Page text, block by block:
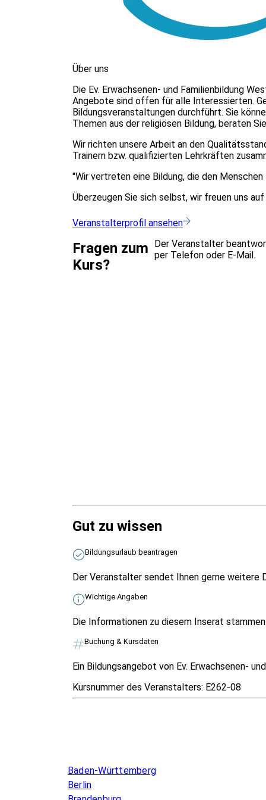
Über uns
Die Ev. Erwachsenen- und Familienbildung
Angebote sind offen für alle Interessierten.
Bildungsveranstaltungen durchführt. Sie
Themen aus der religiösen Bildung, beraten
Wir richten unsere Arbeit an den
Trainern bzw. qualifizierten Lehrkräften
"Wir vertreten eine Bildung, die den
Überzeugen Sie sich selbst, wir freuen uns auf
Veranstalterprofil ansehen
Fragen zum
Kurs?
Der Veranstalter
per Telefon oder E-Mail.
Gut zu wissen
Bildungsurlaub beantragen
Der Veranstalter sendet Ihnen gerne weitere
Wichtige Angaben
Die Informationen zu diesem Inserat
Buchung & Kursdaten
Ein Bildungsangebot von Ev. Erwachsenen-
Kursnummer des Veranstalters: E262-08
Baden-Württemberg
Berlin